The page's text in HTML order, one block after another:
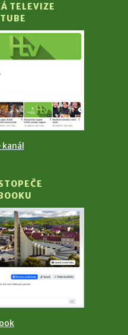
TELEVIZE
kanál